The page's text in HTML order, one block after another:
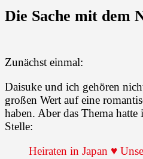
Die Sache mit dem
Zunächst einmal:
Daisuke und ich gehören
großen Wert auf eine
haben. Aber das Thema
Stelle:
Heiraten in Japan ♥